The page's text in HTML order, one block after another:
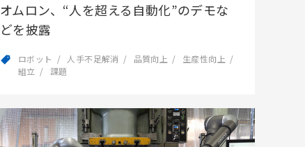
オムロン、“人を超える自動化”のデモな
どを披露
ロボット 人手不足解消 品質向上
生産性向上
組立
課題